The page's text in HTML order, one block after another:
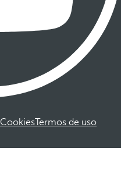
Cookies Termos de uso